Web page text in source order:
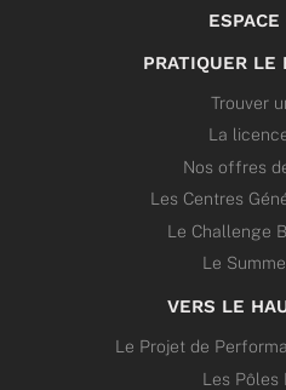
PRATIQUER LE
Trouver
La
Nos offres
Les Centres
Le Challenge
Le
VERS LE
Le Projet de
Les Pôles